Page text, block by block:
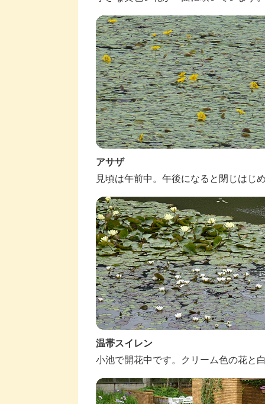
アサザ
見頃は午前中。午後になると閉じはじ
温帯スイレン
小池で開花中です。クリーム色の花と